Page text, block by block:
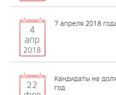
4
апр
2018
7 апреля 2018
22
Кандидаты на
год